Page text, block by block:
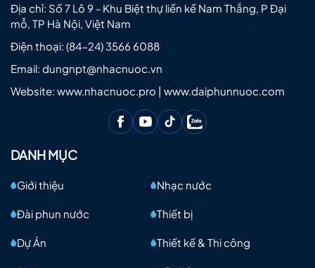
Địa chỉ: Số 7 Lô 9 - Khu Biệt thự liền kề Nam Thắng, P Đại
mỗ, TP Hà Nội, Việt Nam
Điện thoại: (84-24) 3566 6088
Email: dungnpt@nhacnuoc.vn
Website: www.nhacnuoc.pro | www.daiphunnuoc.com
DANH MỤC
Giới thiệu Nhạc nước
Đài phun nước Thiết bị
Dự Án Thiết kế & Thi công